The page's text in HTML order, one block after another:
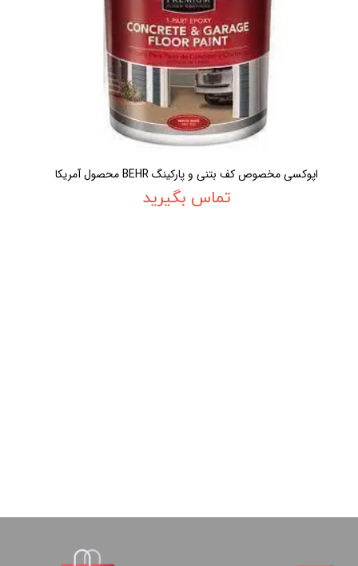
اپوکسی مخصوص کف بتنی و پارکینگ BEHR محصول آمریکا
تماس بگیرید